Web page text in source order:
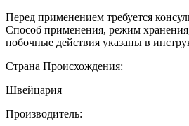
Перед применением требуется
Способ применения, режим
побочные действия указаны в
Страна Происхождения:
Швейцария
Производитель: